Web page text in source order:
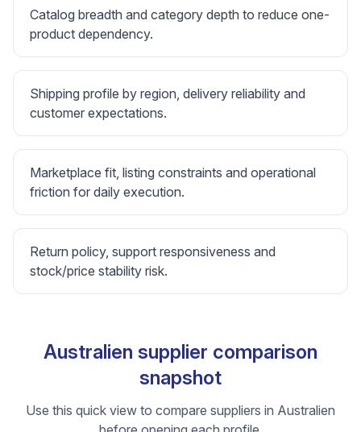
Catalog breadth and category depth to reduce one-
product dependency.
Shipping profile by region, delivery reliability and
customer expectations.
Marketplace fit, listing constraints and operational
friction for daily execution.
Return policy, support responsiveness and
stock/price stability risk.
Australien supplier comparison
snapshot
Use this quick view to compare suppliers in Australien